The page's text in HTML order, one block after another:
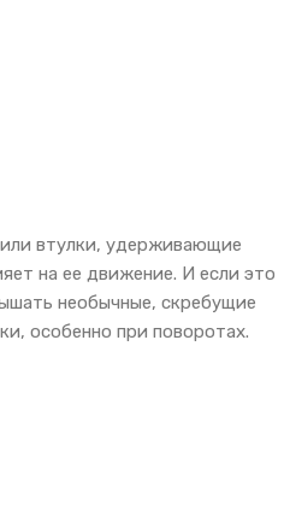
втулки, удерживающие
на ее движение. И если это
необычные, скребущие
особенно при поворотах.